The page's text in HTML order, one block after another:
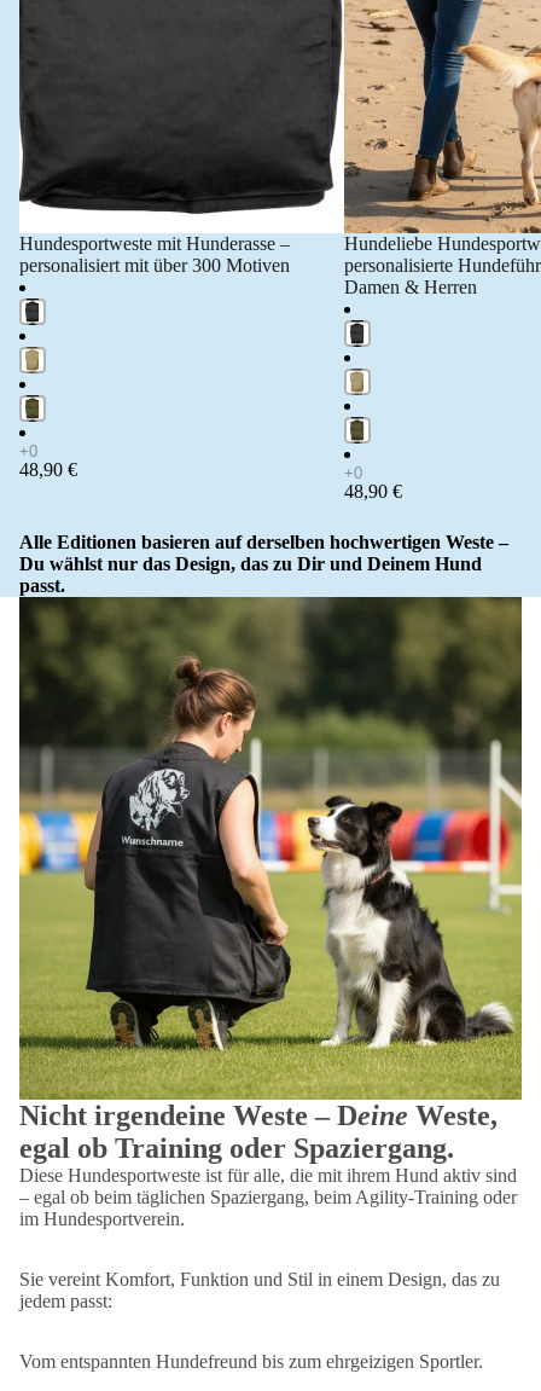
Hundesportweste mit Hunderasse –
personalisiert mit über 300 Motiven
48,90 €
Hundeliebe
personalisierte
Damen & Herren
48,90 €
Alle Editionen basieren auf derselben hochwertigen Weste –
Du wählst nur das Design, das zu Dir und Deinem Hund
passt.
Nicht irgendeine Weste – Deine Weste,
egal ob Training oder Spaziergang.
Diese Hundesportweste ist für alle, die mit ihrem Hund aktiv sind
– egal ob beim täglichen Spaziergang, beim Agility-Training oder
im Hundesportverein.
Sie vereint Komfort, Funktion und Stil in einem Design, das zu
jedem passt:
Vom entspannten Hundefreund bis zum ehrgeizigen Sportler.